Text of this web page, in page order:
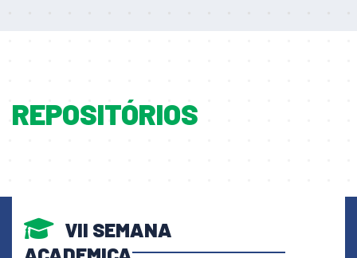
REPOSITÓRIOS
VII SEMANA